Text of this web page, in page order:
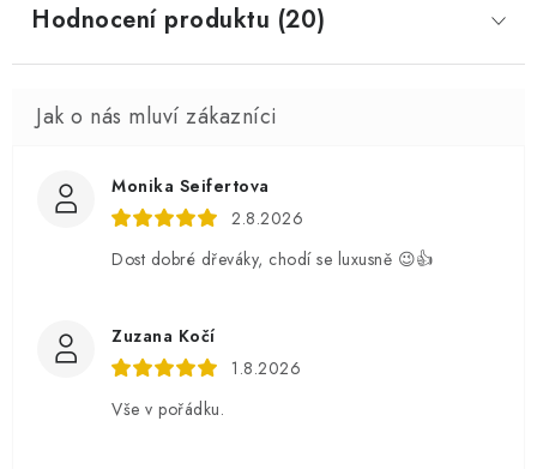
Hodnocení produktu (20)
Monika Seifertova
2.8.2026
Dost dobré dřeváky, chodí se luxusně 😉👍
Zuzana Kočí
1.8.2026
Vše v pořádku.